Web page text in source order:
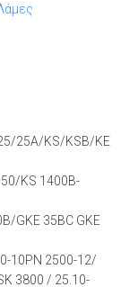
25A/KS/KSB/KE
KS 1400B-
GKE 35BC GKE
10PN 2500-12/
3800 / 25.10-